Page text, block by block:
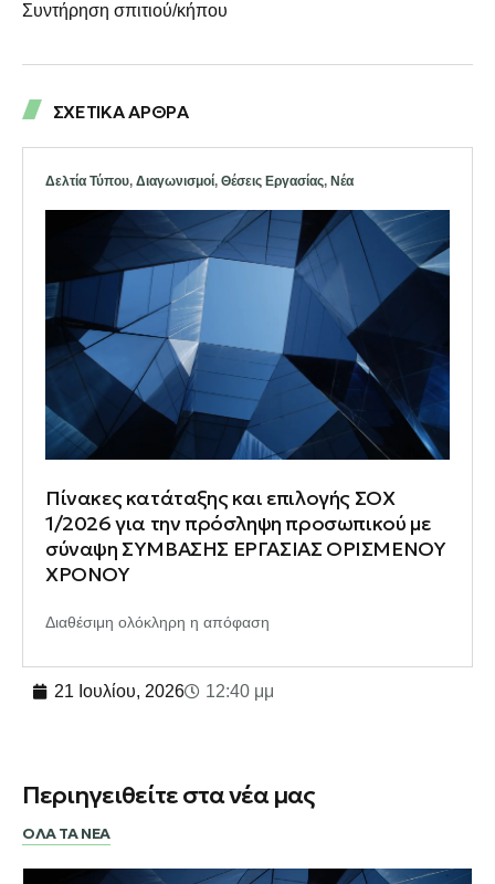
Συντήρηση σπιτιού/κήπου
ΣΧΕΤΙΚΑ ΑΡΘΡΑ
Δελτία Τύπου, Διαγωνισμοί, Θέσεις Εργασίας, Νέα
Πίνακες κατάταξης και επιλογής ΣΟΧ
1/2026 για την πρόσληψη προσωπικού με
σύναψη ΣΥΜΒΑΣΗΣ ΕΡΓΑΣΙΑΣ ΟΡΙΣΜΕΝΟΥ
ΧΡΟΝΟΥ
Διαθέσιμη ολόκληρη η απόφαση
21 Ιουλίου, 2026 12:40 μμ
Περιηγειθείτε στα νέα μας
ΟΛΑ ΤΑ ΝΕΑ